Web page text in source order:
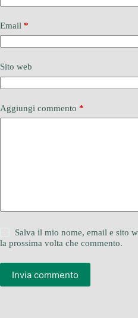
Email *
Sito web
Aggiungi commento *
Salva il mio nome, email e sito
la prossima volta che commento.
Invia commento